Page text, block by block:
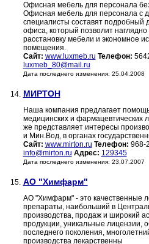
Офисная мебель для персонала
Офисная мебель для персонала с
специалисты составят подробный
офиса, который позволит наглядно
расстановку мебели и экономное
помещения.
Сайт: www.luxmeb.ru Телефон:
luxmeb_80@mail.ru
Дата последнего изменения: 25.04.2008
14. МИРТОН
Наша компания предлагает
медицинских и фармацевтических
же представляет интересы
и Мин.Вод, в органах
Сайт: www.mirton.ru Телефон: 968-
info@mirton.ru Адрес: 129345
Дата последнего изменения: 23.07.2007
15. АО "Химфарм"
АО "Химфарм" - это качественные
препараты, наибольший в
производства, продаж и широкий
продукции, уникальные лицензии,
последнего поколения,
производства лекарственны